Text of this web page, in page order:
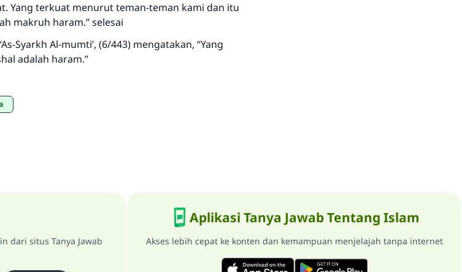
Yang terkuat menurut teman-teman kami dan itu
makruh haram.” selesai
Syarkh Al-mumti’, (6/443) mengatakan, “Yang
adalah haram.”
dari situs Tanya Jawab
Aplikasi Tanya Jawab Tentang Islam
Akses lebih cepat ke konten dan kemampuan menjelajah tanpa internet